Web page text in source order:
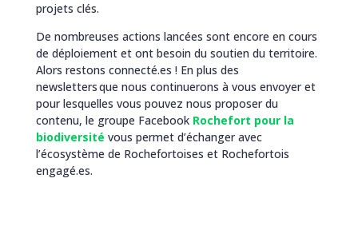
projets clés.
De nombreuses actions lancées sont encore en cours
de déploiement et ont besoin du soutien du territoire.
Alors restons connecté.es ! En plus des
newsletters que nous continuerons à vous envoyer et
pour lesquelles vous pouvez nous proposer du
contenu, le groupe Facebook Rochefort pour la
biodiversité vous permet d’échanger avec
l’écosystème de Rochefortoises et Rochefortois
engagé.es.